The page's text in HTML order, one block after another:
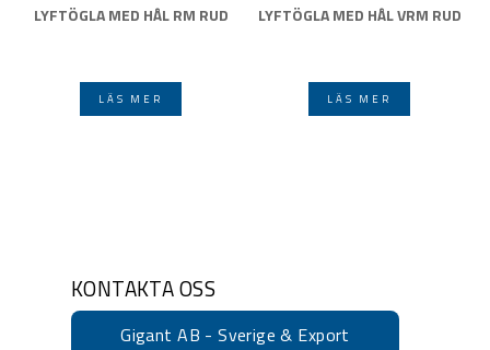
LYFTÖGLA MED HÅL RM RUD
LÄS MER
LYFTÖGLA MED HÅL VRM RUD
LÄS MER
KONTAKTA OSS
Gigant AB - Sverige & Export